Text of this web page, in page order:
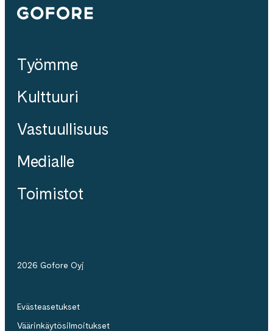
Gofore
Työmme
Kulttuuri
Vastuullisuus
Medialle
Toimistot
2026 Gofore Oyj
Evästeasetukset
Väärinkäytösilmoitukset